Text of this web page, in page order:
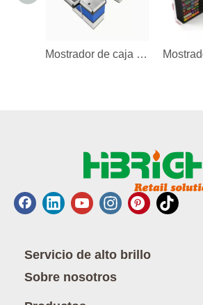
Mostrador de caja con espacio de almacenamiento
Servicio de alto brillo
Sobre nosotros